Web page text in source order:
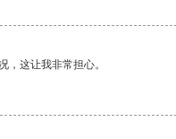
这让我非常担心。